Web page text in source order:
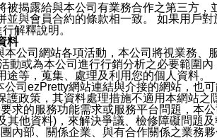
揭露給與本公司有業務合作之第三方
與會員合約的條款相一致。 如果用戶
解釋說明。
料
公司網站各項活動，本公司將視業務
動或為本公司進行行銷分析之必要範圍
等，蒐集、處理及利用您的個人資料。
司ezPretty網站連結與介接的網站，
政策，其資料處理措施不適用本網站
求的服務功能需求或服務平台問題，本
他資料)，來解決爭議、檢修障礙問題
內部、關係企業、與有合作關係之業務